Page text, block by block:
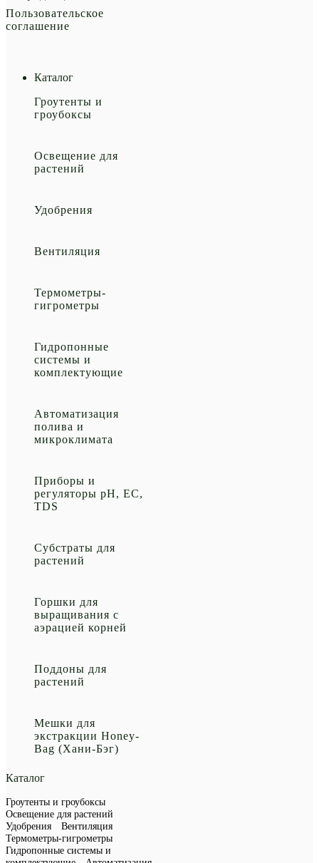
Пользовательское
соглашение
Каталог
Гроутенты и
гроубоксы
Освещение для
растений
Удобрения
Вентиляция
Термометры-
гигрометры
Гидропонные
системы и
комплектующие
Автоматизация
полива и
микроклимата
Приборы и
регуляторы рН, EC,
TDS
Субстраты для
растений
Горшки для
выращивания с
аэрацией корней
Поддоны для
растений
Мешки для
экстракции Honey-
Bag (Хани-Бэг)
Каталог
Гроутенты и гроубоксы
Освещение для растений
Удобрения
Вентиляция
Термометры-гигрометры
Гидропонные системы и